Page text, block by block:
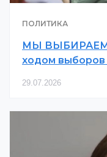
ПОЛИТИКА
МЫ ВЫБИРАЕМ.
ходом выборов
29.07.2026